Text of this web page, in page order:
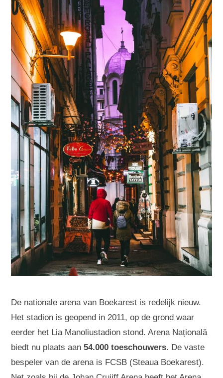
De nationale arena van Boekarest is redelijk nieuw.
Het stadion is geopend in 2011, op de grond waar
eerder het Lia Manoliustadion stond. Arena Națională
biedt nu plaats aan 54.000 toeschouwers. De vaste
bespeler van de arena is FCSB (Steaua Boekarest).